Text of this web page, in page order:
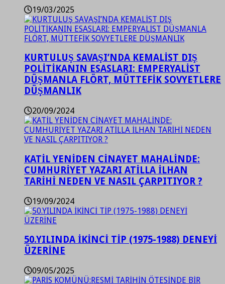
19/03/2025
KURTULUŞ SAVAŞI’NDA KEMALİST DIŞ
POLİTİKANIN ESASLARI: EMPERYALİST
DÜŞMANLA FLÖRT, MÜTTEFİK SOVYETLERE
DÜŞMANLIK
20/09/2024
KATİL YENİDEN CİNAYET MAHALİNDE:
CUMHURİYET YAZARI ATİLLA İLHAN
TARİHİ NEDEN VE NASIL ÇARPITIYOR ?
19/09/2024
50.YILINDA İKİNCİ TİP (1975-1988) DENEYİ
ÜZERİNE
09/05/2025